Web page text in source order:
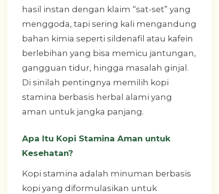
hasil instan dengan klaim “sat-set” yang
menggoda, tapi sering kali mengandung
bahan kimia seperti sildenafil atau kafein
berlebihan yang bisa memicu jantungan,
gangguan tidur, hingga masalah ginjal.
Di sinilah pentingnya memilih kopi
stamina berbasis herbal alami yang
aman untuk jangka panjang.
Apa Itu Kopi Stamina Aman untuk
Kesehatan?
Kopi stamina adalah minuman berbasis
kopi yang diformulasikan untuk